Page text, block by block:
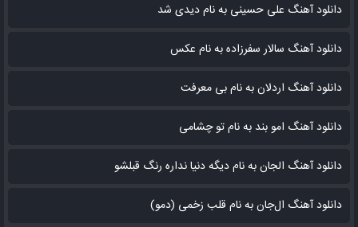
دانلود آهنگ علی حسینی به نام دیدی شد
دانلود آهنگ سالار سفرزاده به نام عکس
دانلود آهنگ اردلان به نام بی معرفت
دانلود آهنگ امو بند به نام تو چشامی
دانلود آهنگ الجان به نام دیگه دنیا نداره رنگ قبلشو
دانلود آهنگ ال‌جان به نام قلب زخمی (دمو)